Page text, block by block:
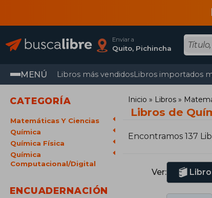
Enviar a
Quito, Pichincha
MENÚ Libros más vendidosLibros importados
CATEGORÍA
Matemáticas Y Ciencias
Química
Química Física
Química
Computacional/Digital
ENCUADERNACIÓN
Inicio Libros
Libros de
Encontramos 137
Ver: